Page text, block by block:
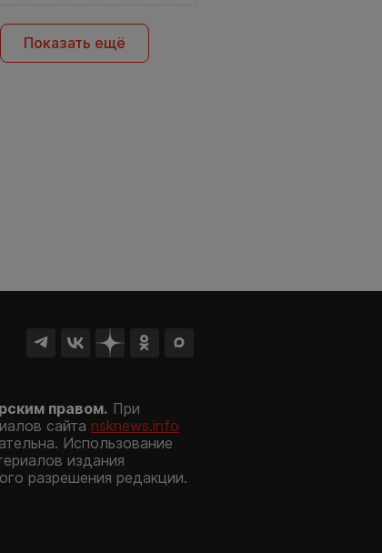
Показать ещё
правом. При
сайта nsknews.info
Использование
издания
разрешения редакции.